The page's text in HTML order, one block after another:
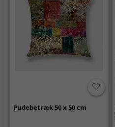
Pudebetræk 50 x 50 cm